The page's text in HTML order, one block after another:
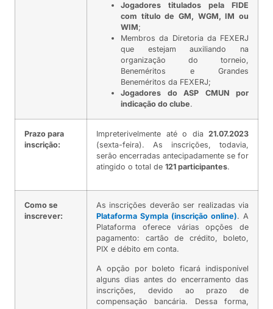
Jogadores titulados pela FIDE
com título de GM, WGM, IM ou
WIM;
Membros da Diretoria da FEXERJ
que estejam auxiliando na
organização do torneio,
Beneméritos e Grandes
Beneméritos da FEXERJ;
Jogadores do ASP CMUN por
indicação do clube.
Prazo para
inscrição:
Impreterivelmente até o dia 21.07.2023
(sexta-feira). As inscrições, todavia,
serão encerradas antecipadamente se for
atingido o total de 121 participantes.
Como se
inscrever:
As inscrições deverão ser realizadas via
Plataforma Sympla (inscrição online). A
Plataforma oferece várias opções de
pagamento: cartão de crédito, boleto,
PIX e débito em conta.
A opção por boleto ficará indisponível
alguns dias antes do encerramento das
inscrições, devido ao prazo de
compensação bancária. Dessa forma,